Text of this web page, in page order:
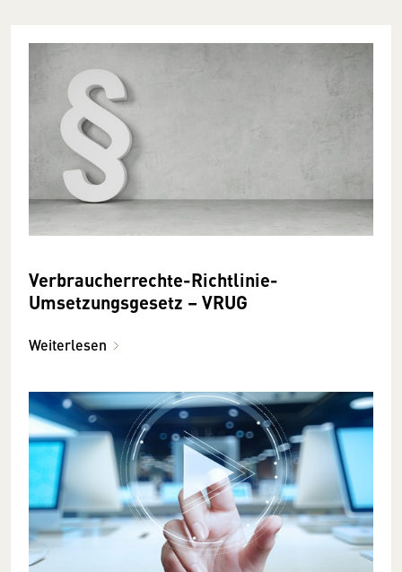
Verbraucherrechte-Richtlinie-
Umsetzungsgesetz – VRUG
Weiterlesen